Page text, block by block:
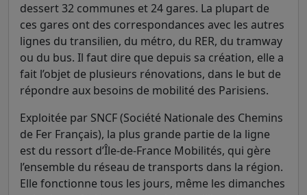
dessert 32 communes et 24 gares. La plupart de
ces gares ont des correspondances avec les autres
lignes du transilien, du métro, du RER, du tramway
ou du bus. Il faut dire que depuis sa création, elle a
fait l’objet de plusieurs rénovations, dans le but de
répondre aux besoins de mobilité des Parisiens.
Exploitée par SNCF (Société Nationale des Chemins
de Fer Français), la plus grande partie de la ligne
est du ressort d’Île-de-France Mobilités, qui gère
l’ensemble du réseau de transports dans la région.
Elle fonctionne tous les jours, même les dimanches